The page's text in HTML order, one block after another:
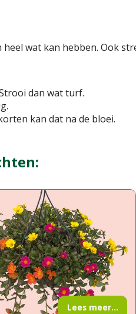
wat kan hebben. Ook
dan wat turf.
kan dat na de bloei.
Lees meer...